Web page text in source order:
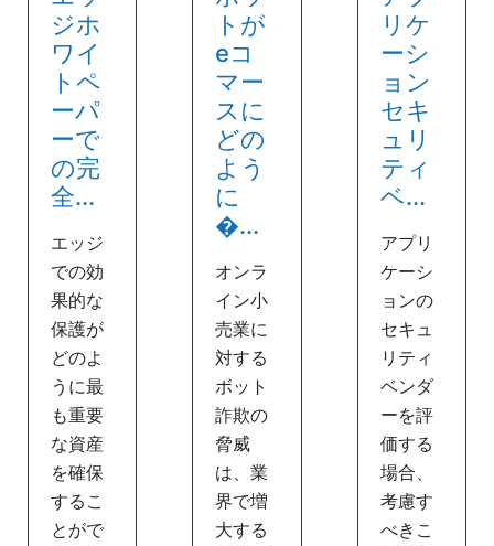
ジホ
ワイ
トペ
ーパ
ーで
の完
全...
エッジ
での効
果的な
保護が
どのよ
うに最
も重要
な資産
を確保
するこ
とがで
トが
eコ
マー
スに
どの
よう
に
�...
オンラ
イン小
売業に
対する
ボット
詐欺の
脅威
は、業
界で増
大する
リケ
ーシ
ョン
セキ
ュリ
ティ
ベ...
アプリ
ケーシ
ョンの
セキュ
リティ
ベンダ
ーを評
価する
場合、
考慮す
べきこ